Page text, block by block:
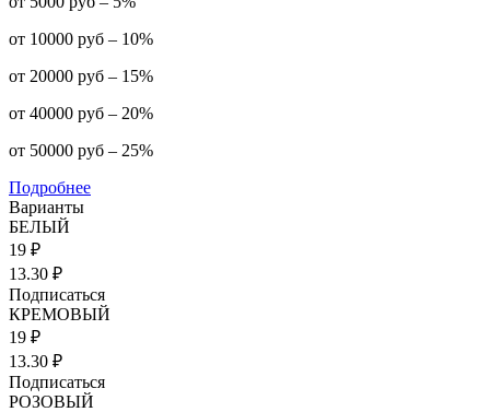
от 10000 руб – 10%
от 20000 руб – 15%
от 40000 руб – 20%
от 50000 руб – 25%
Подробнее
Варианты
БЕЛЫЙ
19 ₽
13.30 ₽
Подписаться
КРЕМОВЫЙ
19 ₽
13.30 ₽
Подписаться
РОЗОВЫЙ